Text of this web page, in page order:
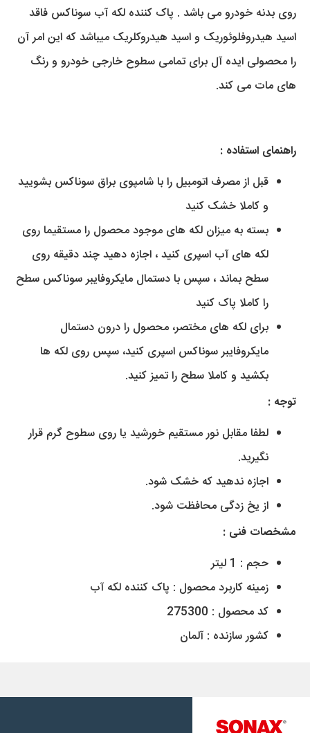
روی بدنه خودرو می باشد . پاک کننده لکه آب سوناکس فاقد
اسید هیدروفلوئوریک و اسید هیدروکلریک میباشد که این امر آن
را محصولی ایده آل برای تمامی سطوح خارجی خودرو و رنگ
های مات می کند.
راهنمای استفاده :
قبل از مصرف اتومبیل را با شامپوی براق سوناکس بشویید
و کاملا خشک کنید
بسته به میزان لکه های موجود محصول را مستقیما روی
لکه های آب اسپری کنید ، اجازه دهید چند دقیقه روی
سطح بماند ، سپس با دستمال مایکروفایبر سوناکس سطح
را کاملا پاک کنید
برای لکه های مختصر، محصول را درون دستمال
مایکروفایبر سوناکس اسپری کنید، سپس روی لکه ها
بکشید و کاملا سطح را تمیز کنید.
توجه :
لطفا مقابل نور مستقیم خورشید یا روی سطوح گرم قرار
نگیرید.
اجازه ندهید که خشک شود.
از یخ زدگی محافظت شود.
مشخصات فنی :
حجم : 1 لیتر
زمینه کاربرد محصول : پاک کننده لکه آب
کد محصول : 275300
کشور سازنده : آلمان